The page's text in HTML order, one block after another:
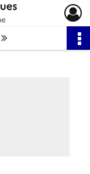
Page suivante : 1/2